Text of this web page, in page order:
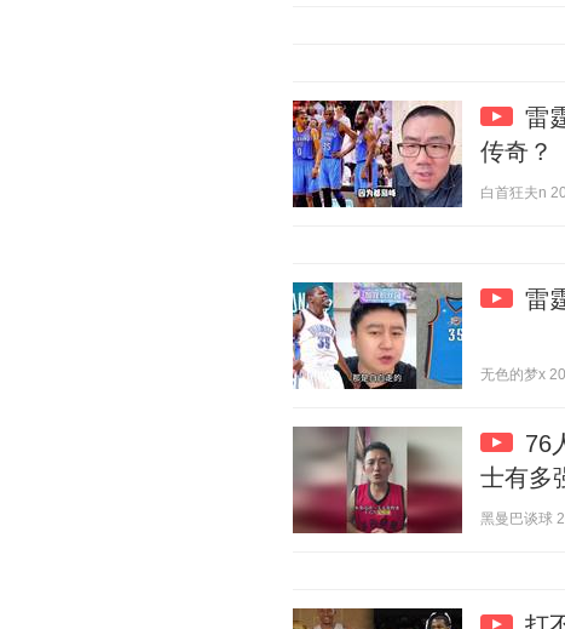
雷
传奇？
白首狂夫n
雷
无色的梦x
76
士有多
黑曼巴谈球